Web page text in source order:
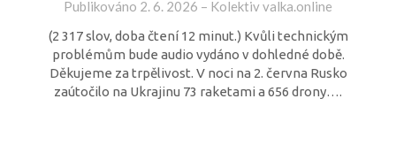
Publikováno 2. 6. 2026 – Kolektiv valka.online
(2 317 slov, doba čtení 12 minut.) Kvůli technickým
problémům bude audio vydáno v dohledné době.
Děkujeme za trpělivost. V noci na 2. června Rusko
zaútočilo na Ukrajinu 73 raketami a 656 drony….